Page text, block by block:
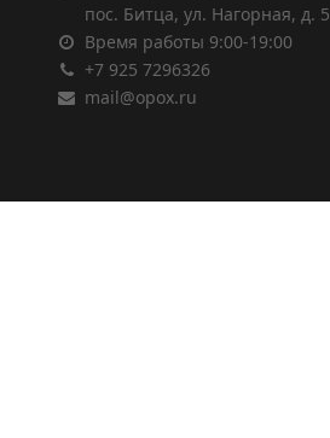
пос. Битца, ул. Нагорная, д. 5
Время работы 9:00-19:00
+7 925 7296326
mail@opox.ru